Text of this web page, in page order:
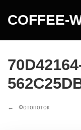
COFFEE-
Фотопоток